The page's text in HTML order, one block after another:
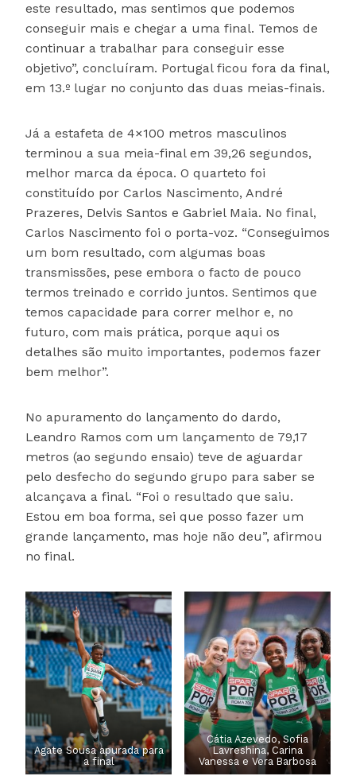
este resultado, mas sentimos que podemos
conseguir mais e chegar a uma final. Temos de
continuar a trabalhar para conseguir esse
objetivo”, concluíram. Portugal ficou fora da final,
em 13.º lugar no conjunto das duas meias-finais.
Já a estafeta de 4×100 metros masculinos
terminou a sua meia-final em 39,26 segundos,
melhor marca da época. O quarteto foi
constituído por Carlos Nascimento, André
Prazeres, Delvis Santos e Gabriel Maia. No final,
Carlos Nascimento foi o porta-voz. “Conseguimos
um bom resultado, com algumas boas
transmissões, pese embora o facto de pouco
termos treinado e corrido juntos. Sentimos que
temos capacidade para correr melhor e, no
futuro, com mais prática, porque aqui os
detalhes são muito importantes, podemos fazer
bem melhor”.
No apuramento do lançamento do dardo,
Leandro Ramos com um lançamento de 79,17
metros (ao segundo ensaio) teve de aguardar
pelo desfecho do segundo grupo para saber se
alcançava a final. “Foi o resultado que saiu.
Estou em boa forma, sei que posso fazer um
grande lançamento, mas hoje não deu”, afirmou
no final.
Agate Sousa apurada para
a final
Cátia Azevedo, Sofia
Lavreshina, Carina
Vanessa e Vera Barbosa